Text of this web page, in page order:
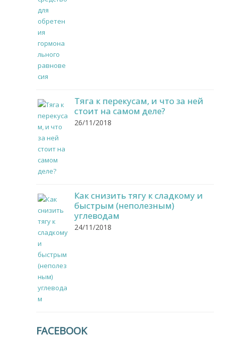
Тяга к перекусам, и что за ней
стоит на самом деле?
26/11/2018
Как снизить тягу к сладкому и
быстрым (неполезным)
углеводам
24/11/2018
FACEBOOK